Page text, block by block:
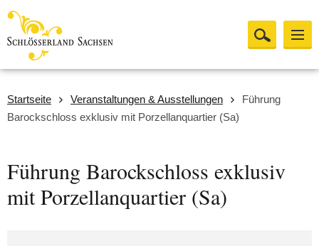
Startseite Veranstaltungen & Ausstellungen
Führung
Barockschloss exklusiv mit Porzellanquartier (Sa)
Führung Barockschloss exklusiv
mit Porzellanquartier (Sa)